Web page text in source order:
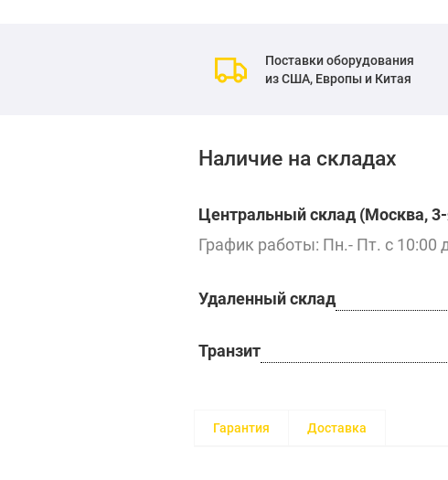
Поставки оборудования
из США, Европы и Китая
Наличие на складах
Центральный склад (Москва,
График работы: Пн.- Пт. с 10:00
Удаленный склад
Транзит
Гарантия Доставка